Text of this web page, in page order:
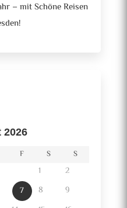
– mit Schöne Reisen
2026
F S S
1
2
7 8
9